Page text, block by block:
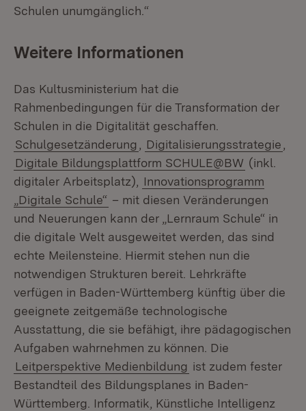
Schulen unumgänglich.“
Weitere Informationen
Das Kultusministerium hat die
Rahmenbedingungen für die Transformation der
Schulen in die Digitalität geschaffen.
Schulgesetzänderung
Digitalisierungsstrategie
Digitale Bildungsplattform SCHULE@BW (inkl.
digitaler Arbeitsplatz),
Innovationsprogramm
„Digitale Schule“ – mit diesen Veränderungen
und Neuerungen kann der „Lernraum Schule“ in
die digitale Welt ausgeweitet werden, das sind
echte Meilensteine. Hiermit stehen nun die
notwendigen Strukturen bereit. Lehrkräfte
verfügen in Baden-Württemberg künftig über die
geeignete zeitgemäße technologische
Ausstattung, die sie befähigt, ihre pädagogischen
Aufgaben wahrnehmen zu können. Die
Leitperspektive Medienbildung ist zudem fester
Bestandteil des Bildungsplanes in Baden-
Württemberg. Informatik, Künstliche Intelligenz